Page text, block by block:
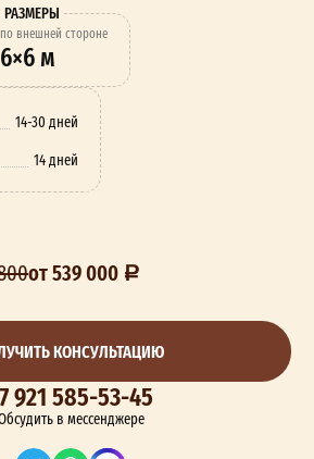
РАЗМЕРЫ
по внешней стороне
6×6 м
14-30 дней
14 дней
от 539 000
КОНСУЛЬТАЦИЮ
921 585-53-45
в мессенджере